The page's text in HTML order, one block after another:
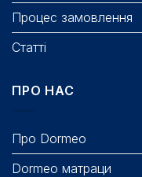
Процес замовлення
Статті
ПРО НАС
Про Dormeo
Dormeo матраци